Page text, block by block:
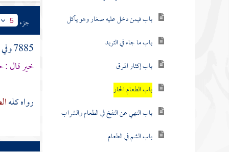
باب فيمن دخل عليه صغار وهو يأكل
باب ما جاء في الثريد
باب إكثار المرق
باب الطعام الحار
باب النهي عن النفخ في الطعام والشراب
باب الشم في الطعام
جزء 5
7885 وفي رواية : قالت :
خير قال
رواه كله